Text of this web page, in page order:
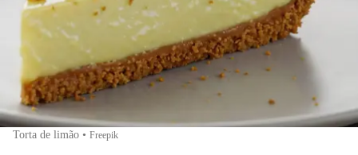
Torta de limão • Freepik